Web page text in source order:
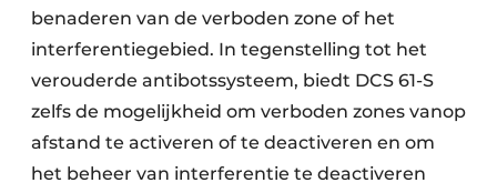
benaderen van de verboden zone of het
interferentiegebied. In tegenstelling tot het
verouderde antibotssysteem, biedt DCS 61-S
zelfs de mogelijkheid om verboden zones vanop
afstand te activeren of te deactiveren en om
het beheer van interferentie te deactiveren